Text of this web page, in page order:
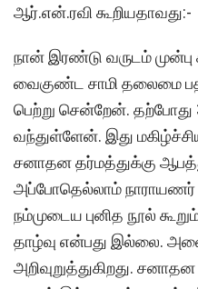
ஆர்.என்.ரவி கூறியதாவது:-
நான் இரண்டு வருடம் முன்பு
வைகுண்ட சாமி தலைமை
பெற்று சென்றேன். தற்போது
வந்துள்ளேன். இது
சனாதன தர்மத்துக்கு
அப்போதெல்லாம் நாராயணர்
நம்முடைய புனித நூல்
தாழ்வு என்பது இல்லை.
அறிவுறுத்துகிறது.